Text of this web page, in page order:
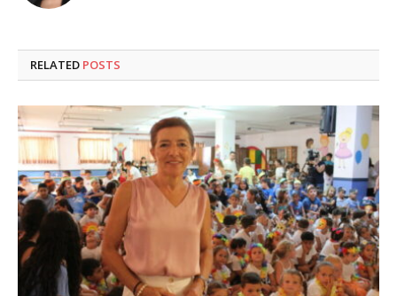
RELATED POSTS